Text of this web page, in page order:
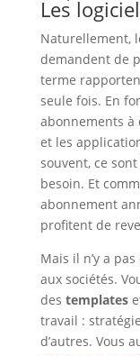
Les
Naturellement,
demandent de
terme
seule fois. En
abonnements à
et les
souvent, ce
besoin. Et
abonnement
profitent de
Mais il n’y a
aux sociétés.
des templates
travail :
d’autres. Vous